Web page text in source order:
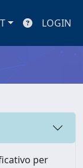
LOGIN
per